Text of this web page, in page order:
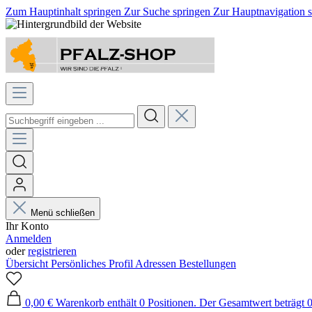
Zum Hauptinhalt springen Zur Suche springen Zur Hauptnavigation
Menü schließen
Ihr Konto
Anmelden
oderregistrieren
Übersicht Persönliches Profil Adressen Bestellungen
0,00 € Warenkorb enthält 0 Positionen. Der Gesamtwert beträgt